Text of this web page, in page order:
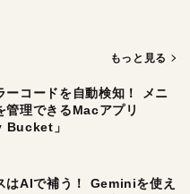
もっと見る
ーコードを自動検知！ メニ
管理できるMacアプリ
Bucket」
はAIで補う！ Geminiを使え